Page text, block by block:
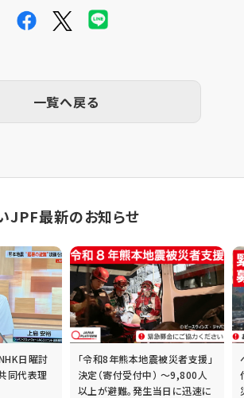
一覧へ戻る
JPF最新のお知らせ
日曜討
同代表理
「令和8年熊本地震被災者支援」
決定（寄付受付中） ～9,800人
以上が避難。発生当日に迅速に